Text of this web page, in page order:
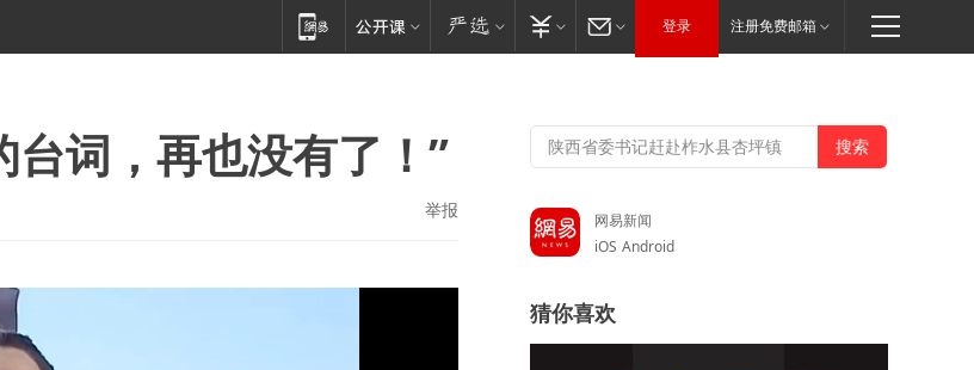
登录 注册免费邮箱
词，再也没有了！”
举报
网易新闻
iOS Android
猜你喜欢